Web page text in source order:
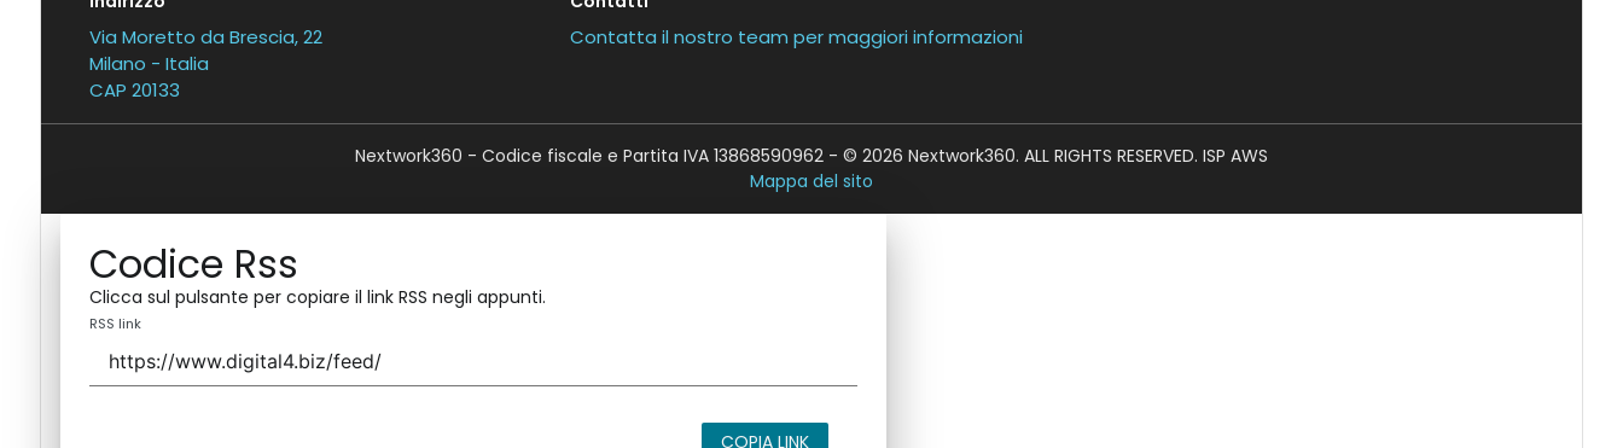
Via Moretto da Brescia, 22
Milano - Italia
CAP 20133
Contatta il nostro team per maggiori informazioni
Nextwork360 - Codice fiscale e Partita IVA 13868590962 - © 2026 Nextwork360. ALL RIGHTS RESERVED. ISP AWS
Mappa del sito
Codice Rss
Clicca sul pulsante per copiare il link RSS negli appunti.
RSS link
COPIA LINK